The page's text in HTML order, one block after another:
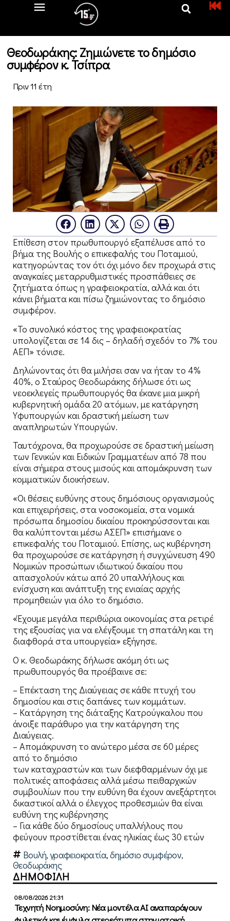
Θεοδωράκης: Ζημιώνετε το δημόσιο
συμφέρον κ. Τσίπρα
Πριν 11 έτη
Επίθεση στον πρωθυπουργό εξαπέλυσε από το
βήμα της Βουλής ο επικεφαλής του Ποταμιού,
κατηγορώντας τον ότι όχι μόνο δεν προχωρά στις
αναγκαίες μεταρρυθμιστικές προσπάθειες σε
ζητήματα όπως η γραφειοκρατία, αλλά και ότι
κάνει βήματα και πίσω ζημιώνοντας το δημόσιο
συμφέρον.
«Το συνολικό κόστος της γραφειοκρατίας
υπολογίζεται σε 14 δις – δηλαδή σχεδόν το 7% του
ΑΕΠ» τόνισε.
Δηλώνοντας ότι θα μιλήσει σαν να ήταν το 4%
40%, ο Σταύρος Θεοδωράκης δήλωσε ότι ως
νεοεκλεγείς πρωθυπουργός θα έκανε μια μικρή
κυβερνητική ομάδα 20 ατόμων, με κατάργηση
Υφυπουργών και δραστική μείωση των
αναπληρωτών Υπουργών.
Ταυτόχρονα, θα προχωρούσε σε δραστική μείωση
των Γενικών και Ειδικών Γραμματέων από 78 που
είναι σήμερα στους μισούς και απομάκρυνση των
κομματικών διοικήσεων.
«Οι θέσεις ευθύνης στους δημόσιους οργανισμούς
και επιχειρήσεις, στα νοσοκομεία, στα νομικά
πρόσωπα δημοσίου δικαίου προκηρύσσονται και
θα καλύπτονται μέσω ΑΣΕΠ» επισήμανε ο
επικεφαλής του Ποταμιού. Επίσης, ως κυβέρνηση
θα προχωρούσε σε κατάργηση ή συγχώνευση 490
Νομικών προσώπων ιδιωτικού δικαίου που
απασχολούν κάτω από 20 υπαλλήλους και
ενίσχυση και ανάπτυξη της ενιαίας αρχής
προμηθειών για όλο το δημόσιο.
«Έχουμε μεγάλα περιθώρια οικονομίας στα ρετιρέ
της εξουσίας για να ελέγξουμε τη σπατάλη και τη
διαφθορά στα υπουργεία» εξήγησε.
Ο κ. Θεοδωράκης δήλωσε ακόμη ότι ως
πρωθυπουργός θα προέβαινε σε:
– Επέκταση της Διαύγειας σε κάθε πτυχή του
δημοσίου και στις δαπάνες των κομμάτων.
– Κατάργηση της διάταξης Κατρούγκαλου που
άνοιξε παράθυρο για την κατάργηση της
Διαύγειας.
– Απομάκρυνση το ανώτερο μέσα σε 60 μέρες
από το δημόσιο
των καταχραστών και των διεφθαρμένων όχι με
πολιτικές αποφάσεις αλλά μέσω πειθαρχικών
συμβουλίων που την ευθύνη θα έχουν ανεξάρτητοι
δικαστικοί αλλά ο έλεγχος προθεσμιών θα είναι
ευθύνη της κυβέρνησης
– Για κάθε δύο δημοσίους υπαλλήλους που
φεύγουν προστίθεται ένας ηλικίας έως 30 ετών
Βουλή,γραφειοκρατία,δημόσιο συμφέρον,
Θεοδωράκης
ΔΗΜΟΦΙΛΗ
08/08/2026 21:31
Τεχνητή Νοημοσύνη: Νέα μοντέλα ΑΙ αναπαράγουν